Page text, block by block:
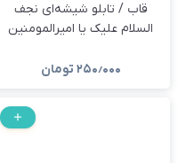
قاب / تابلو شیشه‌ای نجف
السلام علیک یا امیرالمومنین
۲۵۰٫۰۰۰ تومان